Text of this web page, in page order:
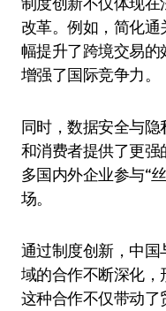
改革。例如，简化
幅提升了跨境交易的
增强了国际竞争力。
同时，数据安全与
和消费者提供了更
多国内外企业参与“
场。
通过制度创新，中国
域的合作不断深化，
这种合作不仅带动